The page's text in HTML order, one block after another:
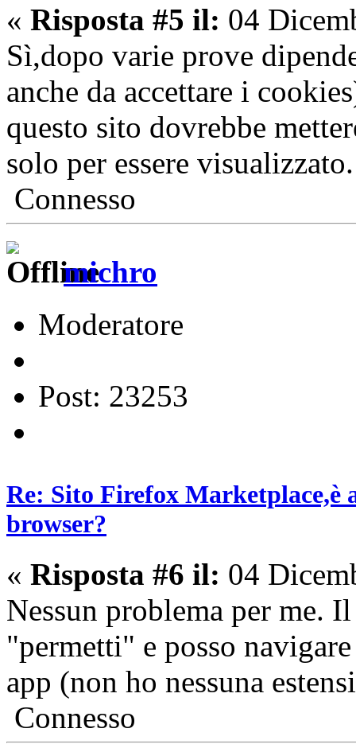
« Risposta #5 il: 04
Sì,dopo varie prove
anche da accettare i
questo sito dovrebbe
solo per essere visualizzato.
Connesso
michro
Moderatore
Post: 23253
Re: Sito Firefox Marketplace,è
browser?
« Risposta #6 il: 04
Nessun problema per me.
"permetti" e posso
app (non ho nessuna
Connesso